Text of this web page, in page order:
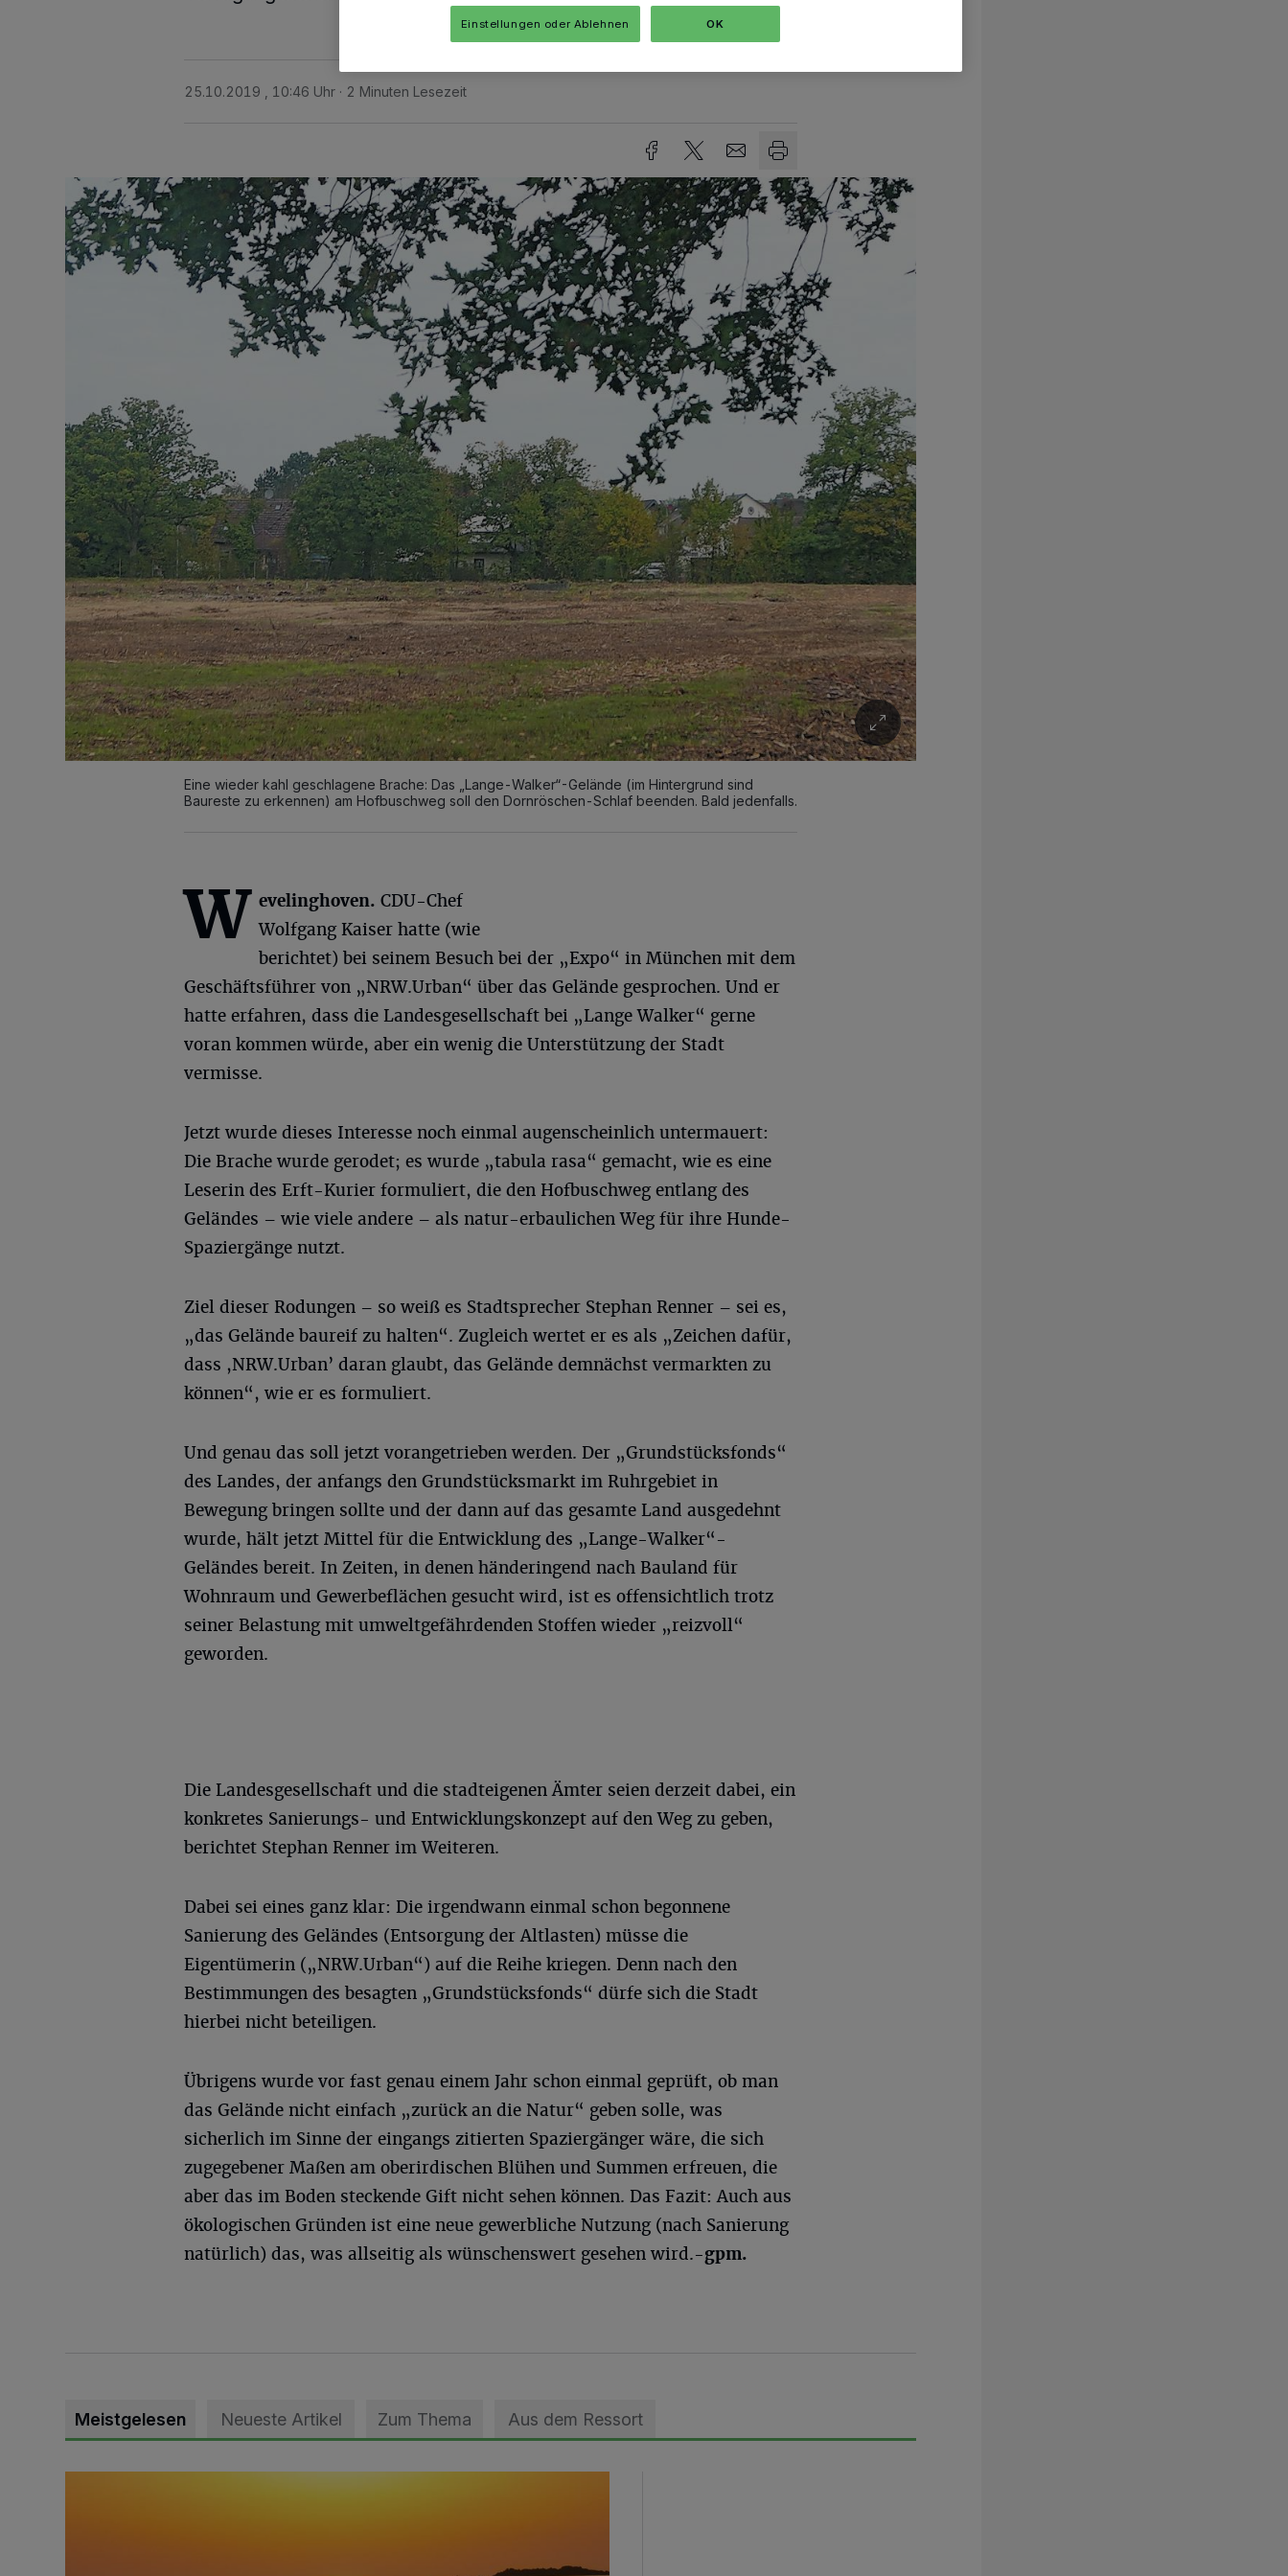
25.10.2019 , 10:46 Uhr 2 Minuten Lesezeit
Eine wieder kahl geschlagene Brache: Das „Lange-Walker“-Gelände (im Hintergrund sind
Baureste zu erkennen) am Hofbuschweg soll den Dornröschen-Schlaf beenden. Bald jedenfalls.
W evelinghoven. CDU-Chef
Wolfgang Kaiser hatte (wie
berichtet) bei seinem Besuch bei der „Expo“ in München mit dem
Geschäftsführer von „NRW.Urban“ über das Gelände gesprochen. Und er
hatte erfahren, dass die Landesgesellschaft bei „Lange Walker“ gerne
voran kommen würde, aber ein wenig die Unterstützung der Stadt
vermisse.
Jetzt wurde dieses Interesse noch einmal augenscheinlich untermauert:
Die Brache wurde gerodet; es wurde „tabula rasa“ gemacht, wie es eine
Leserin des Erft-Kurier formuliert, die den Hofbuschweg entlang des
Geländes – wie viele andere – als natur-erbaulichen Weg für ihre Hunde-
Spaziergänge nutzt.
Ziel dieser Rodungen – so weiß es Stadtsprecher Stephan Renner – sei es,
„das Gelände baureif zu halten“. Zugleich wertet er es als „Zeichen dafür,
dass ,NRW.Urban’ daran glaubt, das Gelände demnächst vermarkten zu
können“, wie er es formuliert.
Und genau das soll jetzt vorangetrieben werden. Der „Grundstücksfonds“
des Landes, der anfangs den Grundstücksmarkt im Ruhrgebiet in
Bewegung bringen sollte und der dann auf das gesamte Land ausgedehnt
wurde, hält jetzt Mittel für die Entwicklung des „Lange-Walker“-
Geländes bereit. In Zeiten, in denen händeringend nach Bauland für
Wohnraum und Gewerbeflächen gesucht wird, ist es offensichtlich trotz
seiner Belastung mit umweltgefährdenden Stoffen wieder „reizvoll“
geworden.
Die Landesgesellschaft und die stadteigenen Ämter seien derzeit dabei, ein
konkretes Sanierungs- und Entwicklungskonzept auf den Weg zu geben,
berichtet Stephan Renner im Weiteren.
Dabei sei eines ganz klar: Die irgendwann einmal schon begonnene
Sanierung des Geländes (Entsorgung der Altlasten) müsse die
Eigentümerin („NRW.Urban“) auf die Reihe kriegen. Denn nach den
Bestimmungen des besagten „Grundstücksfonds“ dürfe sich die Stadt
hierbei nicht beteiligen.
Übrigens wurde vor fast genau einem Jahr schon einmal geprüft, ob man
das Gelände nicht einfach „zurück an die Natur“ geben solle, was
sicherlich im Sinne der eingangs zitierten Spaziergänger wäre, die sich
zugegebener Maßen am oberirdischen Blühen und Summen erfreuen, die
aber das im Boden steckende Gift nicht sehen können. Das Fazit: Auch aus
ökologischen Gründen ist eine neue gewerbliche Nutzung (nach Sanierung
natürlich) das, was allseitig als wünschenswert gesehen wird.-gpm.
Meistgelesen Neueste Artikel Zum Thema Aus dem Ressort
Einstellungen oder Ablehnen OK